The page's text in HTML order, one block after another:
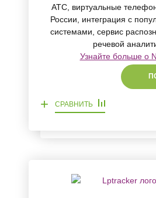
АТС, виртуальные
России, интеграция с
системами, сервис
речевой
Узнайте больше о
+ СРАВНИТЬ